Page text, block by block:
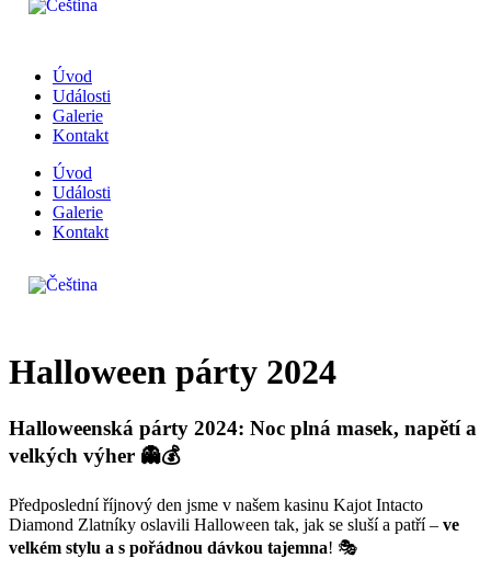
Úvod
Události
Galerie
Kontakt
Úvod
Události
Galerie
Kontakt
Halloween párty 2024
Halloweenská párty 2024: Noc plná masek, napětí a
velkých výher 👻💰
Předposlední říjnový den jsme v našem kasinu Kajot Intacto
Diamond Zlatníky oslavili Halloween tak, jak se sluší a patří – ve
velkém stylu a s pořádnou dávkou tajemna! 🎭